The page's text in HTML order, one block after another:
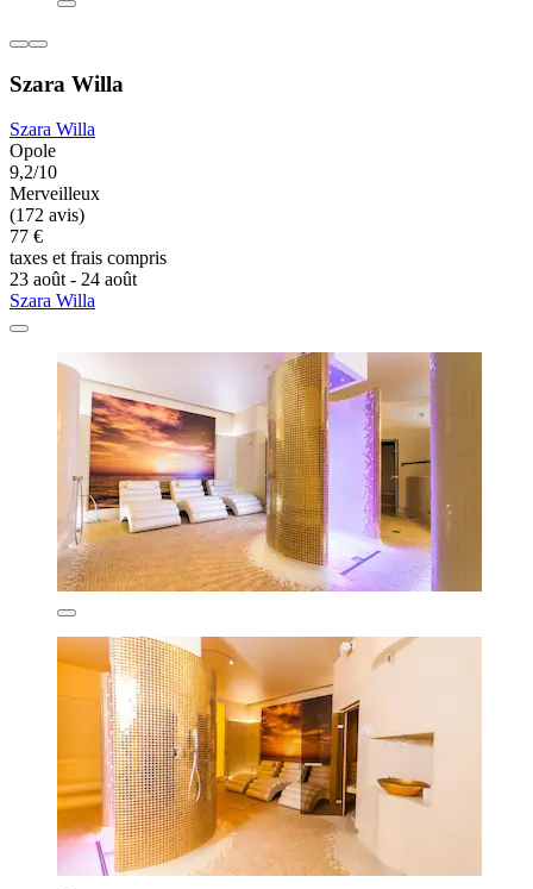
Szara Willa
Szara Willa
Opole
9,2/10
Merveilleux
(172 avis)
77 €
taxes et frais compris
23 août - 24 août
Szara Willa